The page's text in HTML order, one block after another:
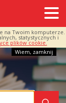
na Twoim komputerze.
statystycznych i
plików cookie.
Wiem, zamknij